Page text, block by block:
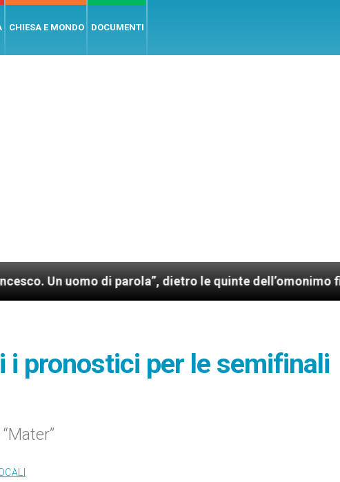
CHIESA E MONDO DOCUMENTI
di parola”, dietro le quinte dell’omonimo film di Wim
i pronostici per le semifinali